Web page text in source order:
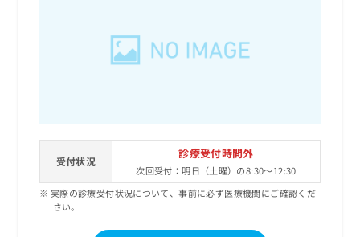
受付状況
診療受付時間外
次回受付：明日（土曜）の8:30～12:30
実際の診療受付状況について、事前に必ず医療機関にご確認くだ
さい。